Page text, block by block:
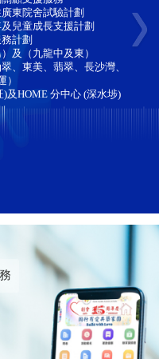
東院舍試驗計劃
兒童成長支援計劃
計劃
及（九龍中及東）
、東美、翡翠、長沙灣、
）
及HOME 分中心 (深水埗)